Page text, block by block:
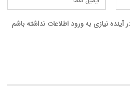
آینده نیازی به ورود اطلاعات نداشته باشم